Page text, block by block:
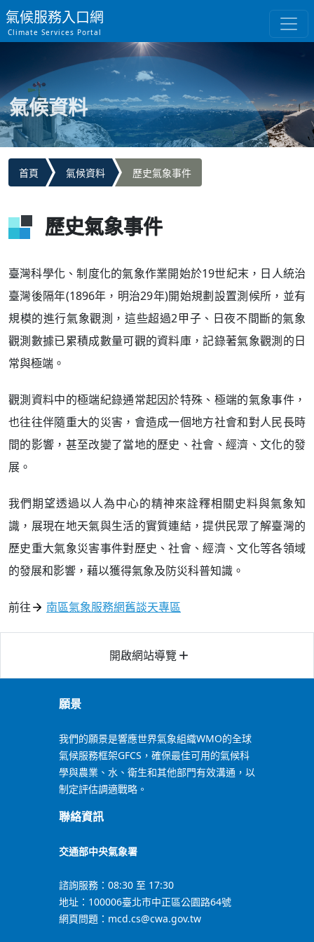
氣候服務入口網
Climate Services Portal
氣候資料
首頁 氣候資料 歷史氣象事件
歷史氣象事件
臺灣科學化、制度化的氣象作業開始於19世紀末，日人統治
臺灣後隔年(1896年，明治29年)開始規劃設置測候所，並有
規模的進行氣象觀測，這些超過2甲子、日夜不間斷的氣象
觀測數據已累積成數量可觀的資料庫，記錄著氣象觀測的日
常與極端。
觀測資料中的極端紀錄通常起因於特殊、極端的氣象事件，
也往往伴隨重大的災害，會造成一個地方社會和對人民長時
間的影響，甚至改變了當地的歷史、社會、經濟、文化的發
展。
我們期望透過以人為中心的精神來詮釋相關史料與氣象知
識，展現在地天氣與生活的實質連結，提供民眾了解臺灣的
歷史重大氣象災害事件對歷史、社會、經濟、文化等各領域
的發展和影響，藉以獲得氣象及防災科普知識。
前往 南區氣象服務網舊談天專區
開啟網站導覽 add
願景
我們的願景是響應世界氣象組織WMO的全球
氣候服務框架GFCS，確保最佳可用的氣候科
學與農業、水、衛生和其他部門有效溝通，以
制定評估調適戰略。
聯絡資訊
交通部中央氣象署
諮詢服務：08:30 至 17:30
地址：100006臺北市中正區公園路64號
網頁問題：mcd.cs@cwa.gov.tw